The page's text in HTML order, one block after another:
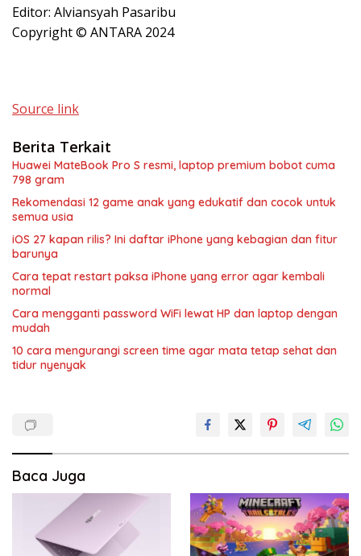
Editor: Alviansyah Pasaribu
Copyright © ANTARA 2024
Source link
Berita Terkait
Huawei MateBook Pro S resmi, laptop premium bobot cuma
798 gram
Rekomendasi 12 game anak yang edukatif dan cocok untuk
semua usia
iOS 27 kapan rilis? Ini daftar iPhone yang kebagian dan fitur
barunya
Cara tepat restart paksa iPhone yang error agar kembali
normal
Cara mengganti password WiFi lewat HP dan laptop dengan
mudah
10 cara mengurangi screen time agar mata tetap sehat dan
tidur nyenyak
Baca Juga